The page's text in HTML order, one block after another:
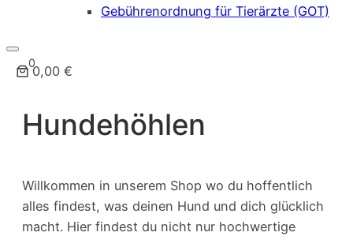
Gebührenordnung für Tierärzte (GOT)
0
0,00 €
Hundehöhlen
Willkommen in unserem Shop wo du hoffentlich
alles findest, was deinen Hund und dich glücklich
macht. Hier findest du nicht nur hochwertige